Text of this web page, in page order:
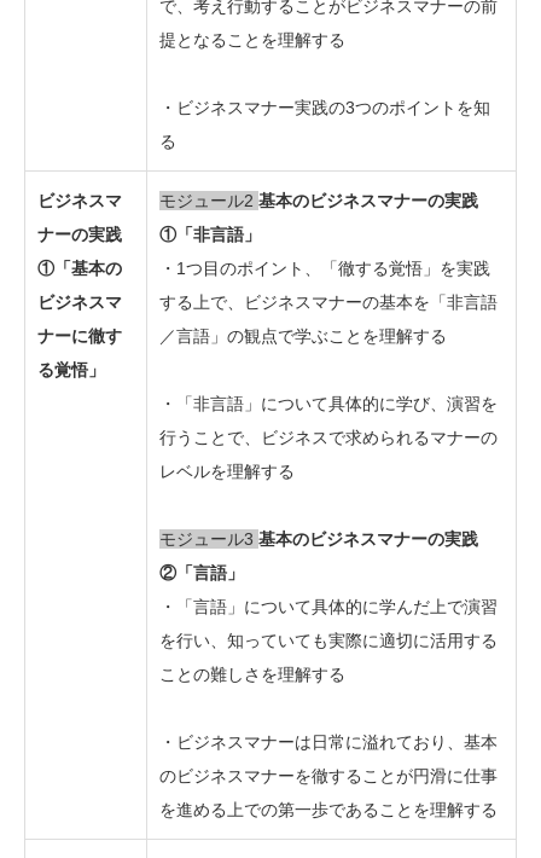
で、考え行動することがビジネスマナーの前
提となることを理解する
・ビジネスマナー実践の3つのポイントを知
る
ビジネスマ
ナーの実践
①「基本の
ビジネスマ
ナーに徹す
る覚悟」
モジュール2 基本のビジネスマナーの実践
①「非言語」
・1つ目のポイント、「徹する覚悟」を実践
する上で、ビジネスマナーの基本を「非言語
／言語」の観点で学ぶことを理解する
・「非言語」について具体的に学び、演習を
行うことで、ビジネスで求められるマナーの
レベルを理解する
モジュール3 基本のビジネスマナーの実践
②「言語」
・「言語」について具体的に学んだ上で演習
を行い、知っていても実際に適切に活用する
ことの難しさを理解する
・ビジネスマナーは日常に溢れており、基本
のビジネスマナーを徹することが円滑に仕事
を進める上での第一歩であることを理解する